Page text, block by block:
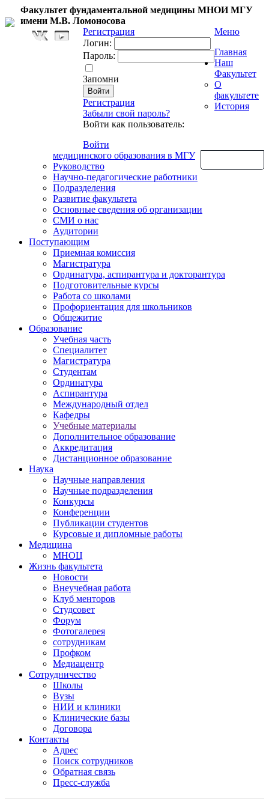
Факультет фундаментальной медицины МНОИ МГУ
имени М.В. Ломоносова
Регистрация
Логин:
Пароль:
Запомни
Регистрация
Забыли свой пароль?
Войти как пользователь:
Войти
Меню
Главная
Наш
Факультет
О
факультете
История
медицинского образования в МГУ
Руководство
Научно-педагогические работники
Подразделения
Развитие факультета
Основные сведения об организации
СМИ о нас
Аудитории
Поступающим
Приемная комиссия
Магистратура
Ординатура, аспирантура и докторантура
Подготовительные курсы
Работа со школами
Профориентация для школьников
Общежитие
Образование
Учебная часть
Специалитет
Магистратура
Студентам
Ординатура
Аспирантура
Международный отдел
Кафедры
Учебные материалы
Дополнительное образование
Аккредитация
Дистанционное образование
Наука
Научные направления
Научные подразделения
Конкурсы
Конференции
Публикации студентов
Курсовые и дипломные работы
Медицина
МНОЦ
Жизнь факультета
Новости
Внеучебная работа
Клуб менторов
Студсовет
Форум
Фотогалерея
сотрудникам
Профком
Медиацентр
Сотрудничество
Школы
Вузы
НИИ и клиники
Клинические базы
Договора
Контакты
Адрес
Поиск сотрудников
Обратная связь
Пресс-служба